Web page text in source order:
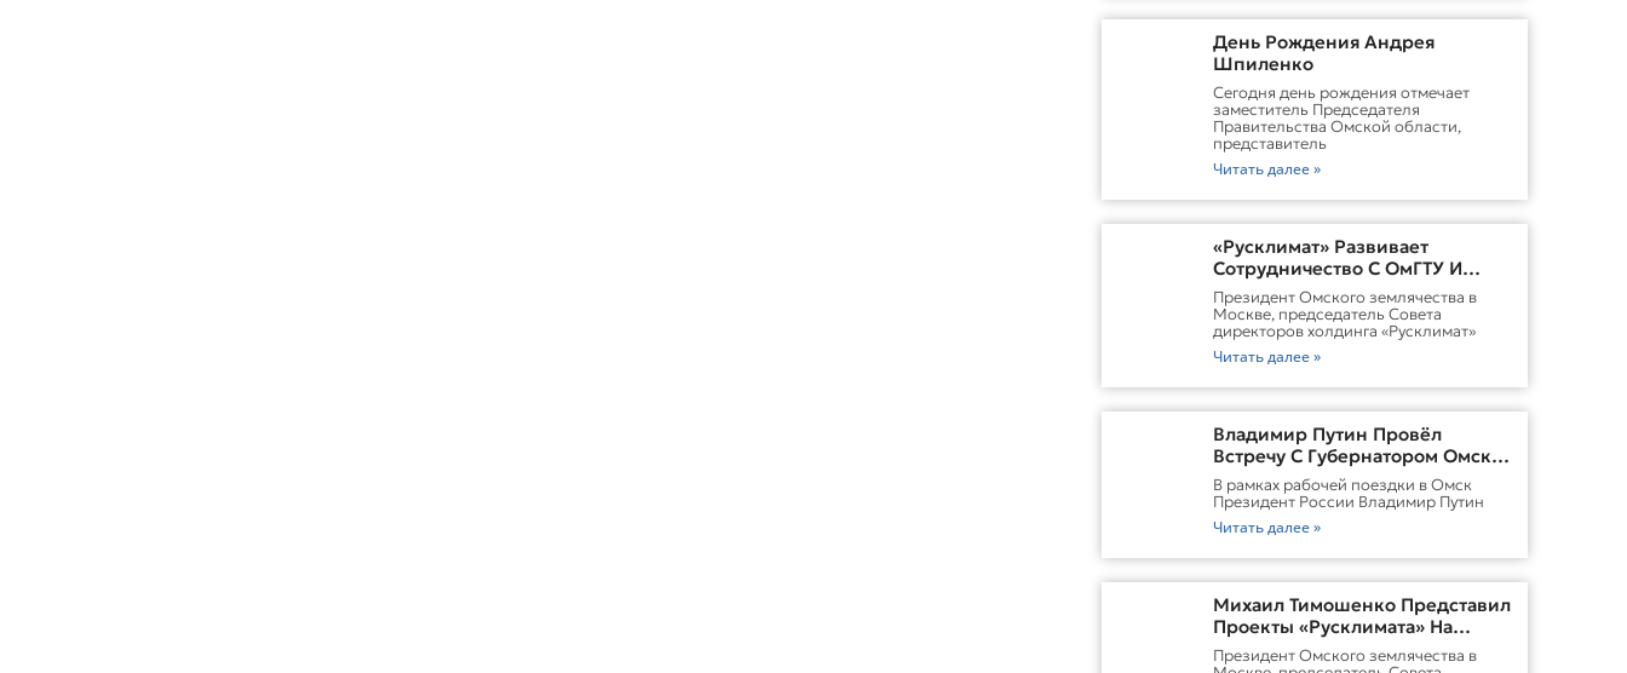
День Рождения Андрея
Шпиленко
Cегодня день рождения отмечает
заместитель Председателя
Правительства Омской области,
представитель
Читать далее »
«Русклимат» Развивает
Сотрудничество С ОмГТУ И
Участвует В Обновлении
Городской Среды Омска
Президент Омского землячества в
Москве, председатель Совета
директоров холдинга «Русклимат»
Читать далее »
Владимир Путин Провёл
Встречу С Губернатором Омской
Области Виталием
ХоценкоИсточник
В рамках рабочей поездки в Омск
Президент России Владимир Путин
Читать далее »
Михаил Тимошенко Представил
Проекты «Русклимата» На
Форуме России И Казахстана
Президент Омского землячества в